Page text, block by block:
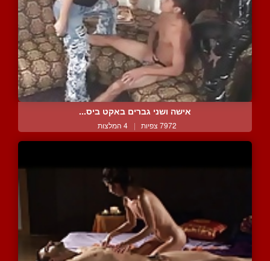
אישה ושני גברים באקט ביס...
7972 צפיות | 4 המלצות